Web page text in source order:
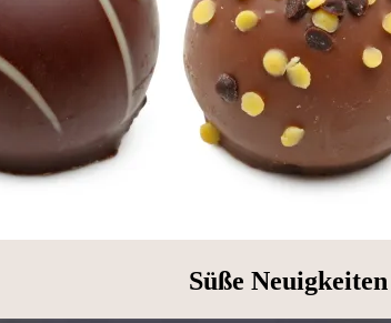
Süße Neuigkeiten